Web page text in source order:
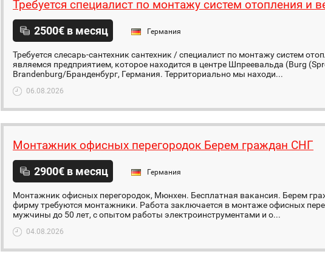
Требуется специалист по монтажу систем отопления и
2500€ в месяц Германия
Требуется слесарь-сантехник сантехник / специалист по монтажу систем
являемся предприятием, которое находится в центре Шпреевальда (Burg
Brandenburg/Бранденбург, Германия. Территориально мы находи...
06.08.2026
Монтажник офисных перегородок Берем граждан СНГ
2900€ в месяц Германия
Монтажник офисных перегородок, Мюнхен. Бесплатная вакансия. Берем
фирму требуются монтажники. Работа заключается в монтаже офисных
мужчины до 50 лет, с опытом работы электроинструментами и о...
04.08.2026